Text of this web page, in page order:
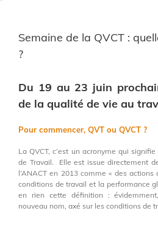
Semaine de la QVCT :
?
Du 19 au 23 juin
de la qualité de vie au
Pour commencer, QVT ou QVCT ?
La QVCT, c’est un acronyme qui
de Travail. Elleest issuedirectement
l’ANACTen 2013 comme« des actions
conditions de travail et la performance
en rien cette définition :
nouveau nom, axé sur les conditions de